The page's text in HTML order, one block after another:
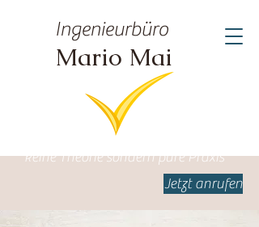
Ingenieurbüro
Mario Mai
keine Theorie sondern pure Praxis
Jetzt anrufen